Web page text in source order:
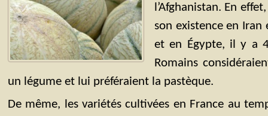
l’Afghanistan. En
son existence en
et en Égypte, il y a
Romains
un légume et lui préféraient la pastèque.
De même, les variétés cultivées en France au